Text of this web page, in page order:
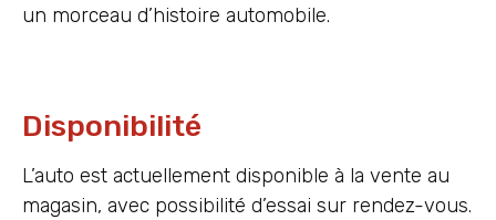
un morceau d’histoire automobile.
Disponibilité
L’auto est actuellement disponible à la vente au
magasin, avec possibilité d’essai sur rendez-vous.